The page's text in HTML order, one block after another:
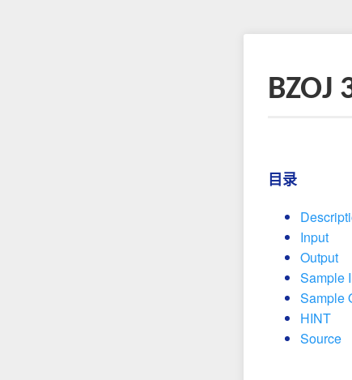
BZOJ
目录
Input
Output
Sample
Sample
HINT
Source